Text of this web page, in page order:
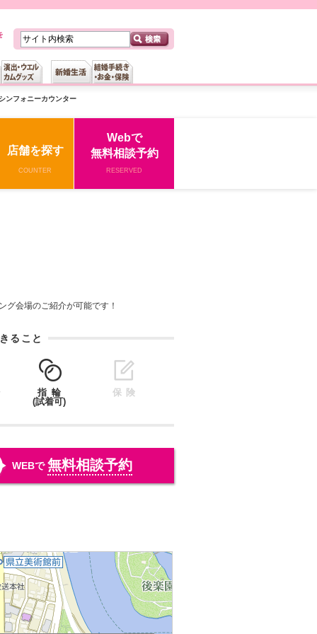
ンフォニーカウンター
店舗を探す
COUNTER
Webで
無料相談予約
RESERVED
グ会場のご紹介が可能です！
ること
指輪
(試着可)
保険
WEBで 無料相談予約